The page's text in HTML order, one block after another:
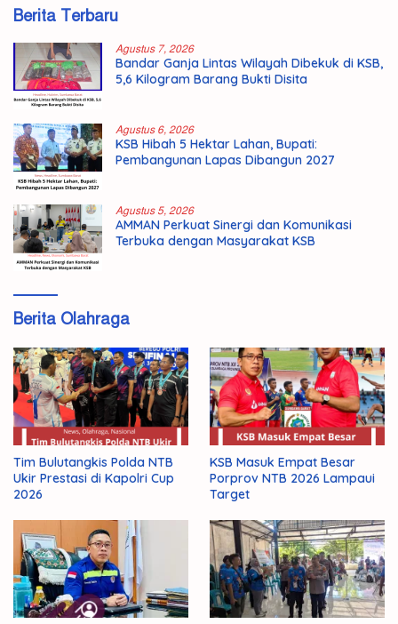
Berita Terbaru
Agustus 7, 2026
Bandar Ganja Lintas Wilayah Dibekuk di KSB,
5,6 Kilogram Barang Bukti Disita
Agustus 6, 2026
KSB Hibah 5 Hektar Lahan, Bupati:
Pembangunan Lapas Dibangun 2027
Agustus 5, 2026
AMMAN Perkuat Sinergi dan Komunikasi
Terbuka dengan Masyarakat KSB
Berita Olahraga
Tim Bulutangkis Polda NTB
Ukir Prestasi di Kapolri Cup
2026
KSB Masuk Empat Besar
Porprov NTB 2026 Lampaui
Target